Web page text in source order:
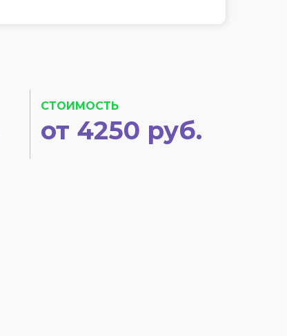
СТОИМОСТЬ
от 4250 руб.